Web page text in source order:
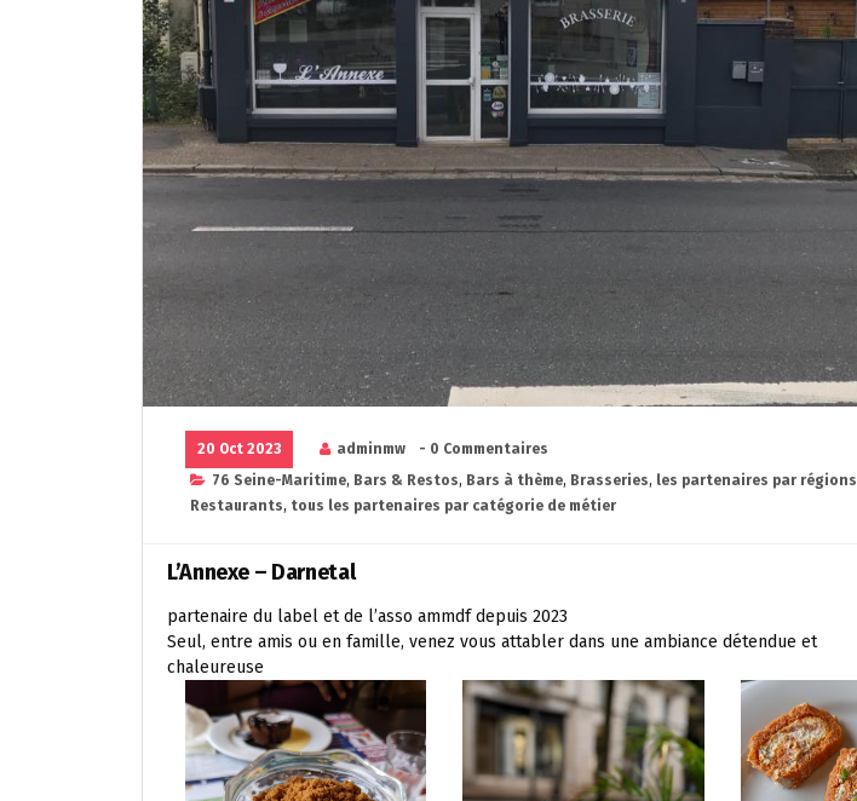
20 Oct 2023 adminmw
- 0 Commentaires
76 Seine-Maritime, Bars & Restos, Bars à thème, Brasseries, les partenaires par régions
Restaurants, tous les partenaires par catégorie de métier
L’Annexe – Darnetal
partenaire du label et de l’asso ammdf depuis 2023
Seul, entre amis ou en famille, venez vous attabler dans une ambiance détendue et
chaleureuse